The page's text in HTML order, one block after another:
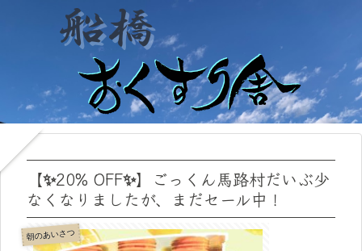
【✨20% OFF✨】ごっくん馬路村だいぶ少
なくなりましたが、まだセール中！
朝のあいさつ